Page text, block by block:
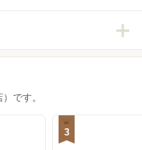
です。
3